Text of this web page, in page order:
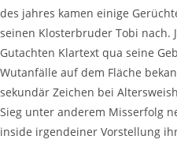
des jahres kamen einige
seinen Klosterbruder Tobi nach.
Gutachten Klartext qua seine
Wutanfälle auf dem Fläche
sekundär Zeichen bei
Sieg unter anderem Misserfolg
inside irgendeiner Vorstellung